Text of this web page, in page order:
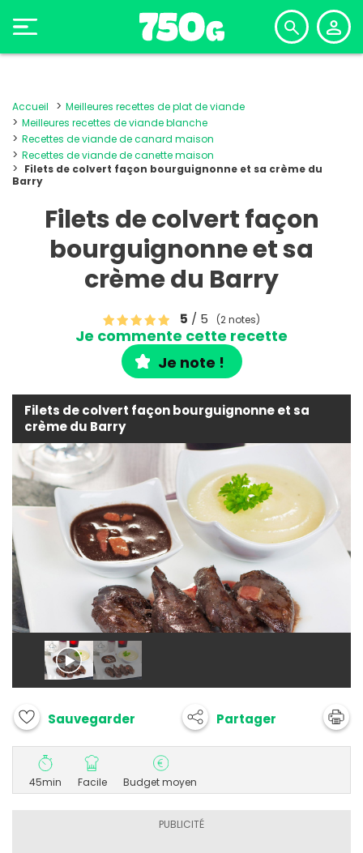
Accueil
Meilleures recettes de plat de viande
Meilleures recettes de viande blanche
Recettes de viande de canard maison
Recettes de viande de canette maison
Filets de colvert façon bourguignonne et sa crème du
Barry
Filets de colvert façon
bourguignonne et sa
crème du Barry
5 / 5 (2 notes)
Je commente cette recette
Je note !
Filets de colvert façon bourguignonne et sa
crème du Barry
Sauvegarder Partager
45min Facile Budget moyen